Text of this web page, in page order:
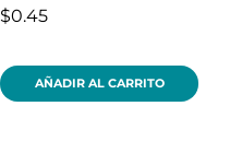
$0.45
AÑADIR AL CARRITO